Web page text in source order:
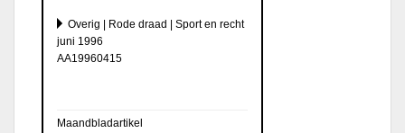
Overig | Rode draad | Sport en recht
juni 1996
AA19960415
Maandbladartikel